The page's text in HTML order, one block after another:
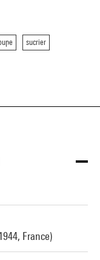
sucrier
France)